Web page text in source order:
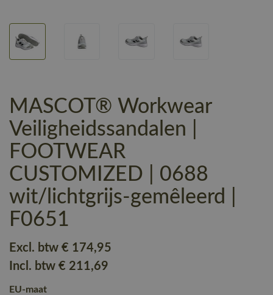
MASCOT® Workwear
Veiligheidssandalen |
FOOTWEAR
CUSTOMIZED | 0688
wit/lichtgrijs-gemêleerd |
F0651
Excl. btw € 174,95
Incl. btw € 211,69
EU-maat